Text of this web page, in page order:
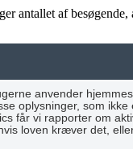
antallet af
anvender
oplysninger, som ikke
får vi rapporter om
loven kræver det,